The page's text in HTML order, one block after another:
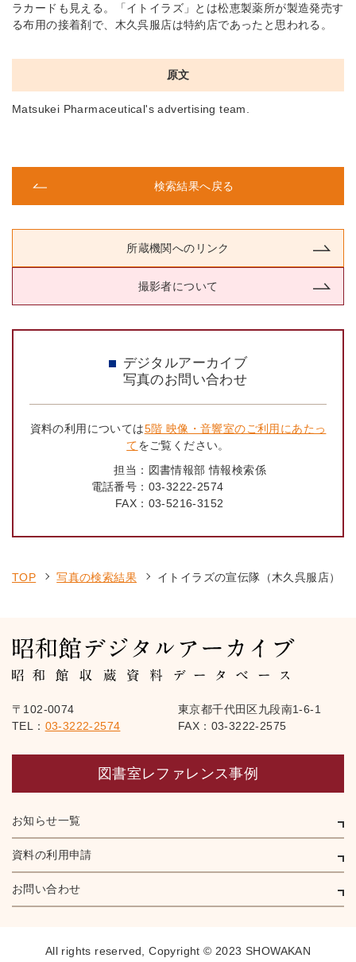
ラカードも見える。「イトイラズ」とは松恵製薬所が製造発売す
る布用の接着剤で、木久呉服店は特約店であったと思われる。
原文
Matsukei Pharmaceutical's advertising team.
検索結果へ戻る
所蔵機関へのリンク
撮影者について
デジタルアーカイブ
写真のお問い合わせ
資料の利用については5階 映像・音響室のご利用にあたっ
てをご覧ください。
担当： 図書情報部 情報検索係
電話番号： 03-3222-2574
FAX： 03-5216-3152
TOP 写真の検索結果 イトイラズの宣伝隊（木久呉服店）
〒102-0074
東京都千代田区九段南1-6-1
TEL： 03-3222-2574 FAX：03-3222-2575
図書室レファレンス事例
お知らせ一覧
資料の利用申請
お問い合わせ
All rights reserved,Copyright © 2023 SHOWAKAN